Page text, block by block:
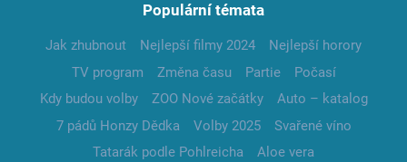
Populární témata
Jak zhubnout Nejlepší filmy 2024
Nejlepší horory
TV program
Změna času Partie
Počasí
Kdy budou volby
ZOO Nové začátky
Auto – katalog
7 pádů Honzy Dědka
Volby 2025
Svařené víno
Tatarák podle Pohlreicha
Aloe vera